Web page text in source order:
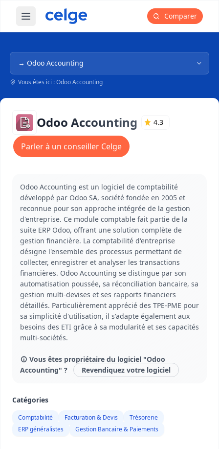
Ouvrir le menu principal Comparer
Navigation dans l'arborescence
Vous êtes ici : Odoo Accounting
Odoo Accounting 4.3
Parler à un conseiller Celge
Odoo Accounting est un logiciel de comptabilité
développé par Odoo SA, société fondée en 2005 et
reconnue pour son approche intégrée de la gestion
d'entreprise. Ce module comptable fait partie de la
suite ERP Odoo, offrant une solution complète de
gestion financière. La comptabilité d'entreprise
désigne l'ensemble des processus permettant de
collecter, enregistrer et analyser les transactions
financières. Odoo Accounting se distingue par son
automatisation poussée, sa réconciliation bancaire, sa
gestion multi-devises et ses rapports financiers
détaillés. Particulièrement apprécié des TPE-PME pour
sa simplicité d'utilisation, il s'adapte également aux
besoins des ETI grâce à sa modularité et ses capacités
multi-sociétés.
Vous êtes propriétaire du logiciel "Odoo
Accounting" ?
Revendiquez votre logiciel
Catégories
Comptabilité Facturation & Devis
Trésorerie
ERP généralistes
Gestion Bancaire & Paiements